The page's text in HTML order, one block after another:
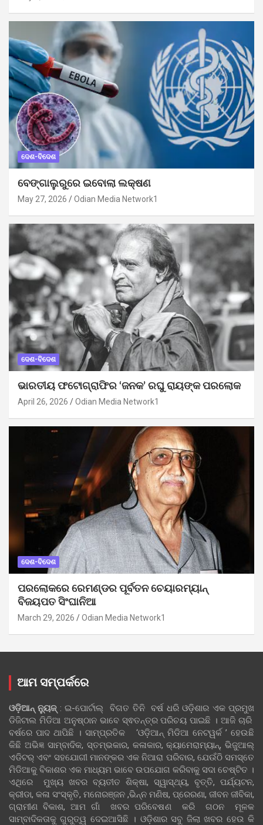
ଦେଶ-ବିଦେଶ
ବେଙ୍ଗାଲୁରୁରେ ଇବୋଲା ଲକ୍ଷଣ
May 27, 2026 Odian Media Network1
ଦେଶ-ବିଦେଶ
ଭାରତୀୟ ଫଟୋଗ୍ରାଫିର ‘ଜନକ’ ରଘୁ ରାୟଙ୍କ ପରଲୋକ
April 26, 2026 Odian Media Network1
ଦେଶ-ବିଦେଶ
ପରଲୋକରେ ରେମଣ୍ଡର ପୂର୍ବତନ ଚେୟାରମ୍ୟାନ୍
ବିଜୟପତ ସିଂଘାନିଆ
March 29, 2026 Odian Media Network1
ଆମ ସମ୍ପର୍କରେ
ଓଡ଼ିଆନ୍‍ ନ୍ୟୁଜ୍‍: ଇ-ପୋର୍ଟାଲ୍ ବିଗତ ତିନି ବର୍ଷ ଧରି ଓଡ଼ିଶାର ଏକ ପ୍ରମୁଖ
ଡିଜିଟାଲ ମିଡିଆ ଅନୁଷ୍ଠାନ ଭାବେ ସ୍ଵତନ୍ତ୍ର ପରିଚୟ ପାଇଛି । ଆଜି ଚାରି
ବର୍ଷରେ ପାଦ ଥାପିଛି । ସାମ୍ପ୍ରତିକ ‘ଓଡ଼ିଆନ୍‍ ମିଡିଆ ନେଟୱର୍କ ’ ହେଉଛି
କିଛି ଅଭିଜ୍ଞ ସାମ୍ବାଦିକ, ସ୍ତମ୍ଭକାର, କଳାକାର, କ୍ୟାମେରାମ୍ୟାନ୍, ଭିଜୁଆଲ୍
ଏଡିଟର୍ ଏବଂ ସହଯୋଗୀ ମାନଙ୍କର ଏକ ନିଆରା ପରିବାର, ଯେଉଁଠି ସମସ୍ତେ
ମିଡିଆକୁ ବିକାଶର ଏକ ମାଧ୍ୟମ ଭାବେ ଉପଯୋଗ କରିବାକୁ ସଦା ଚେଷ୍ଟିତ ।
ଏଥିରେ ମୁଖ୍ୟ ଖବର ବ୍ୟତୀତ ଶିକ୍ଷା, ସ୍ୱାସ୍ଥ୍ୟ, ବୃତ୍ତି, ପର୍ଯ୍ୟଟନ,
କ୍ରୀଡା, କଳା ସଂସ୍କୃତି, ମନୋରଞ୍ଜନ ,ଭିନ୍ନ ମଣିଷ, ପ୍ରେରଣା, ଜୀବନ ଜୀବିକା,
ଗ୍ରାମୀଣ ବିକାଶ, ଆମ ଗାଁ ଖବର ପରିବେଷଣ କରି ଗଠନ ମୂଳକ
ସାମ୍ବାଦିକତାକୁ ଗୁରୁତ୍ୱ ଦେଇଆସିଛି । ଓଡ଼ିଶାର ସବୁ ଜିଲା ଖବର ହେଉ କି